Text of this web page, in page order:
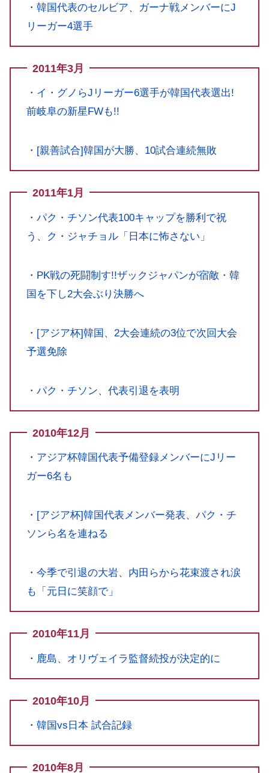
・ 韓国代表のセルビア、ガーナ戦メンバーにJ
リーガー4選手
2011年3月
・ イ・グノらJリーガー6選手が韓国代表選出!
前岐阜の新星FWも!!
・ [親善試合]韓国が大勝、10試合連続無敗
2011年1月
・ パク・チソン代表100キャップを勝利で祝
う、ク・ジャチョル「日本に怖さない」
・ PK戦の死闘制す!!ザックジャパンが宿敵・韓
国を下し2大会ぶり決勝へ
・ [アジア杯]韓国、2大会連続の3位で次回大会
予選免除
・ パク・チソン、代表引退を表明
2010年12月
・ アジア杯韓国代表予備登録メンバーにJリー
ガー6名も
・ [アジア杯]韓国代表メンバー発表、パク・チ
ソンら名を連ねる
・ 今季で引退の大岩、内田らから花束渡され涙
も「元日に笑顔で」
2010年11月
・ 鹿島、オリヴェイラ監督続投が決定的に
2010年10月
・ 韓国vs日本 試合記録
2010年8月